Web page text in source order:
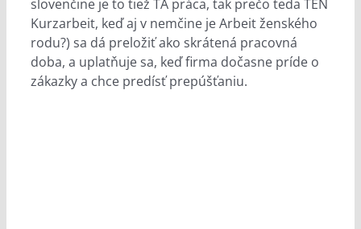
slovenčine je to tiež TÁ práca, tak prečo teda TEN
Kurzarbeit, keď aj v nemčine je Arbeit ženského
rodu?) sa dá preložiť ako skrátená pracovná
doba, a uplatňuje sa, keď firma dočasne príde o
zákazky a chce predísť prepúšťaniu.